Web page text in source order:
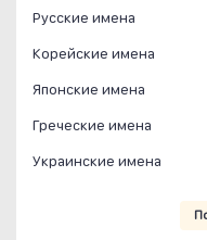
Русские имена
Корейские имена
Японские имена
Греческие имена
Украинские имена